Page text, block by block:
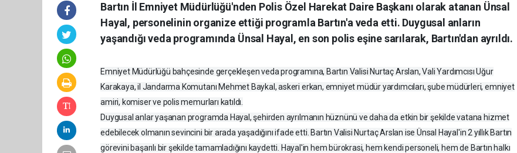
Bartın İl Emniyet Müdürlüğü'nden Polis Özel Harekat Daire Başkanı olarak atanan Ünsal
Hayal, personelinin organize ettiği programla Bartın'a veda etti. Duygusal anların
yaşandığı veda programında Ünsal Hayal, en son polis eşine sarılarak, Bartın'dan ayrıldı.
Emniyet Müdürlüğü bahçesinde gerçekleşen veda programına, Bartın Valisi Nurtaç Arslan, Vali Yardımcısı Uğur
Karakaya, il Jandarma Komutanı Mehmet Baykal, askeri erkan, emniyet müdür yardımcıları, şube müdürleri, emniyet
amiri, komiser ve polis memurları katıldı.
Duygusal anlar yaşanan programda Hayal, şehirden ayrılmanın hüznünü ve daha da etkin bir şekilde vatana hizmet
edebilecek olmanın sevincini bir arada yaşadığını ifade etti. Bartın Valisi Nurtaç Arslan ise Ünsal Hayal'in 2 yıllık Bartın
görevini başarılı bir şekilde tamamladığını kaydetti. Hayal'in hem bürokrasi, hem kendi personeli, hem de Bartın halkı